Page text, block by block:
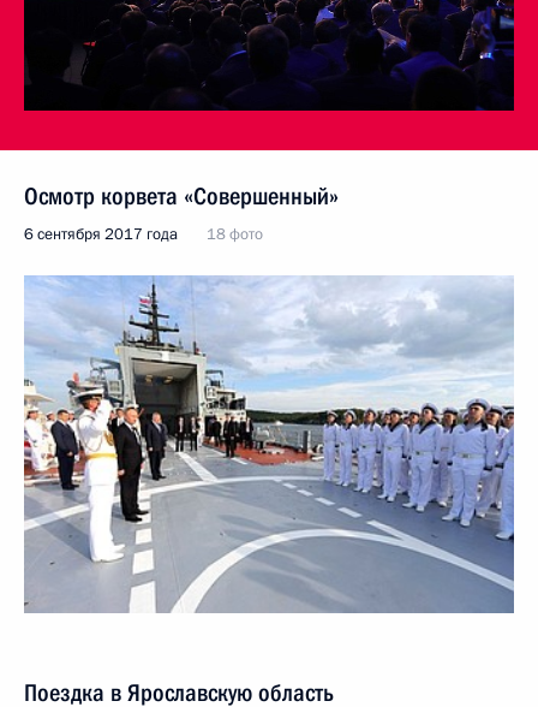
Осмотр корвета «Совершенный»
6 сентября 2017 года 18 фото
Поездка в Ярославскую область